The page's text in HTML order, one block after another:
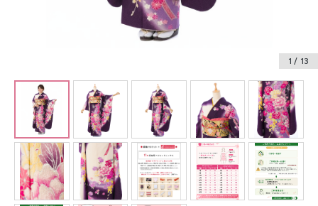
訪問着・付下げレンタル
ジュニア着物レンタル
ジュニア洋装レンタル
ベビー洋装レンタル
紋付袴レンタル
1 / 13